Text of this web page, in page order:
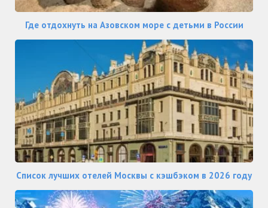
Где отдохнуть на Азовском море с детьми в России
Список лучших отелей Москвы с кэшбэком в 2026 году